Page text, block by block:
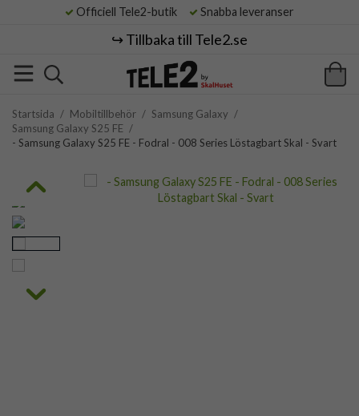
Officiell Tele2-butik Snabba leveranser
↪️ Tillbaka till Tele2.se
Startsida / Mobiltillbehör / Samsung Galaxy /
Samsung Galaxy S25 FE /
- Samsung Galaxy S25 FE - Fodral - 008 Series Löstagbart Skal - Svart